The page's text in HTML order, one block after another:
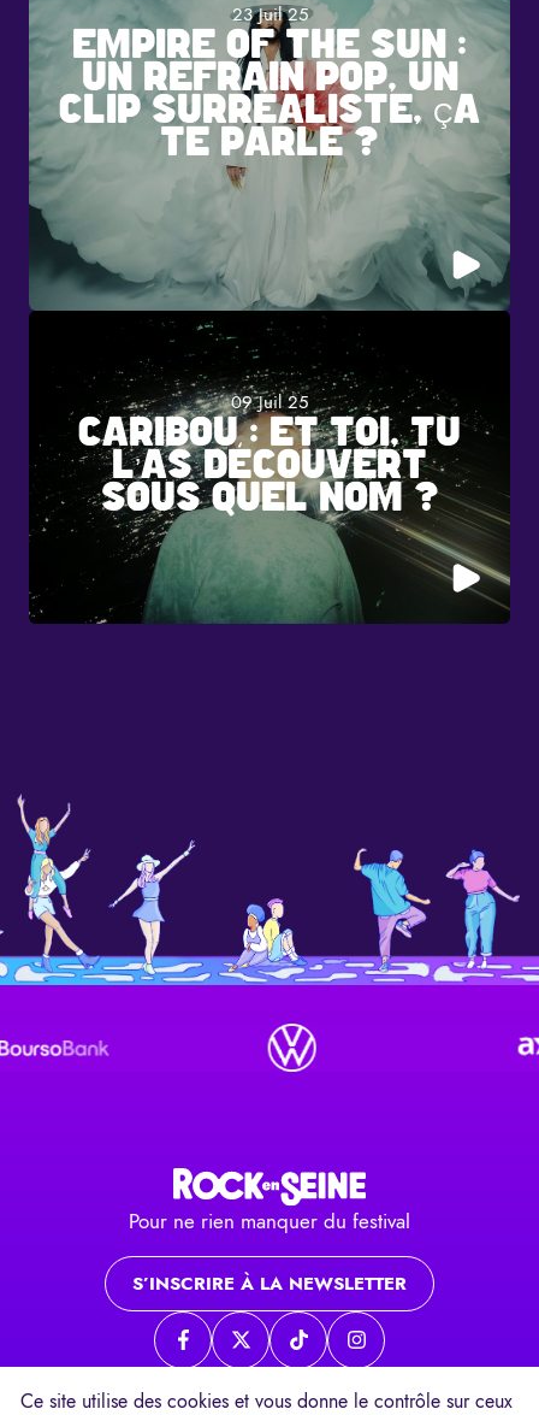
23 Juil 25
EMPIRE OF THE SUN :
UN REFRAIN POP, UN
CLIP SURRÉALISTE, ÇA
TE PARLE ?
09 Juil 25
CARIBOU : ET TOI, TU
L’AS DÉCOUVERT
SOUS QUEL NOM ?
Pour ne rien manquer du festival
S’INSCRIRE À LA NEWSLETTER
Page Facebook
Page twitterPage TikTokPage Instagram
Ce site utilise des cookies et vous donne le contrôle sur ceux